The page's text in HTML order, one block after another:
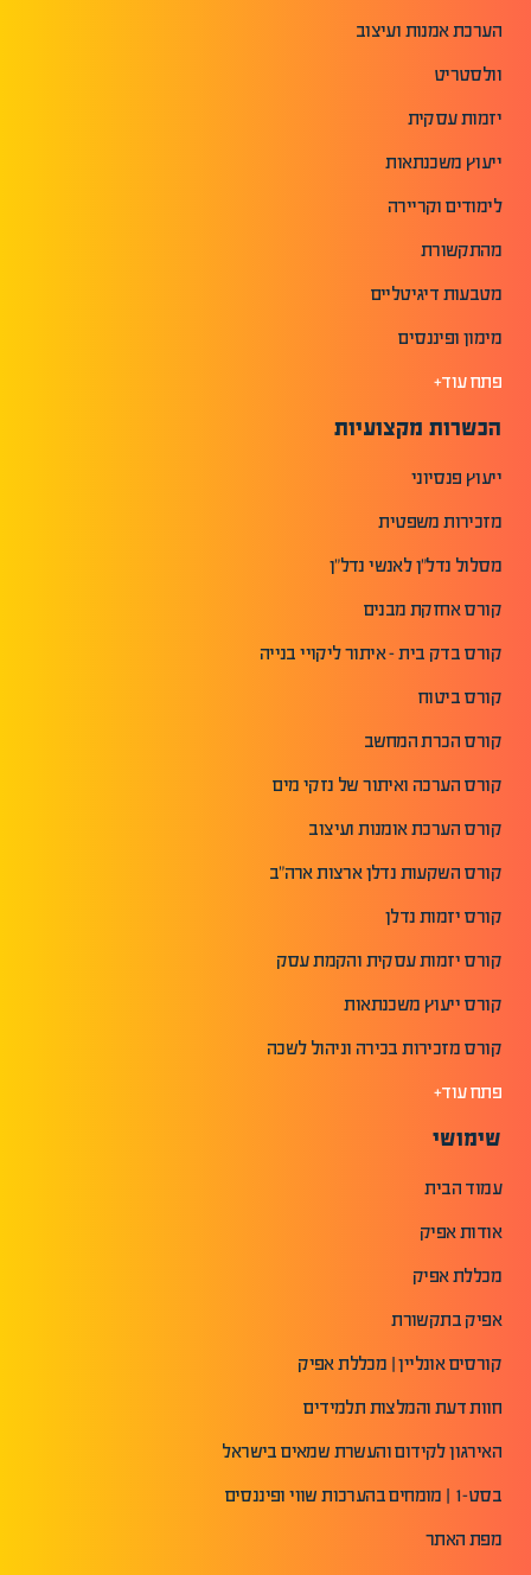
הערכת אמנות ועיצוב
וולסטריט
יזמות עסקית
ייעוץ משכנתאות
לימודים וקריירה
מהתקשורת
מטבעות דיגיטליים
מימון ופיננסים
פתח עוד+
הכשרות מקצועיות
ייעוץ פנסיוני
מזכירות משפטית
מסלול נדל"ן לאנשי נדל"ן
קורס אחזקת מבנים
קורס בדק בית - איתור ליקויי בנייה
קורס ביטוח
קורס הכרת המחשב
קורס הערכה ואיתור של נזקי מים
קורס הערכת אומנות ועיצוב
קורס השקעות נדלן ארצות ארה"ב
קורס יזמות נדלן
קורס יזמות עסקית והקמת עסק
קורס ייעוץ משכנתאות
קורס מזכירות בכירה וניהול לשכה
פתח עוד+
שימושי
עמוד הבית
אודות אפיק
מכללת אפיק
אפיק בתקשורת
קורסים אונליין | מכללת אפיק
חוות דעת והמלצות תלמידים
האירגון לקידום והעשרת שמאים בישראל
בסט-1 | מומחים בהערכות שווי ופיננסים
מפת האתר